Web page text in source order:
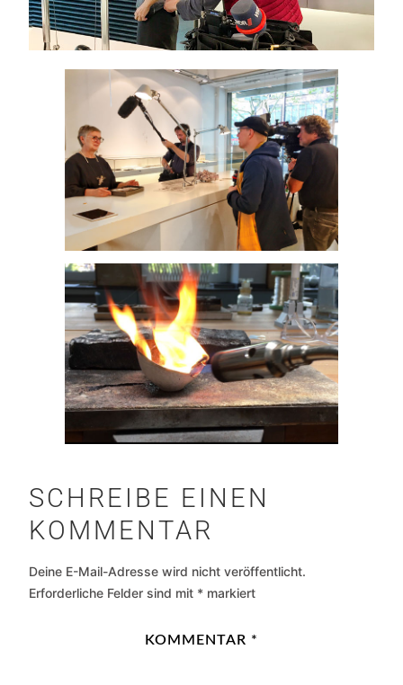
SCHREIBE EINEN
KOMMENTAR
Deine E-Mail-Adresse wird nicht veröffentlicht.
Erforderliche Felder sind mit * markiert
KOMMENTAR *